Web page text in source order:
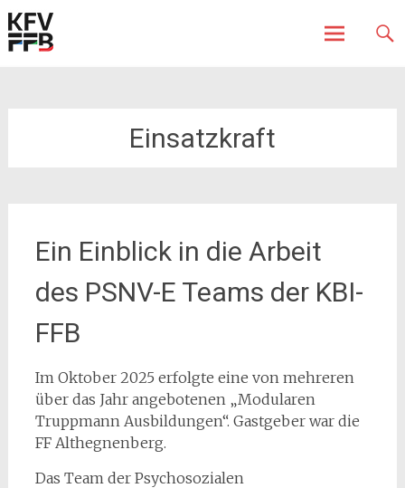
Einsatzkraft
Ein Einblick in die Arbeit
des PSNV-E Teams der KBI-
FFB
Im Oktober 2025 erfolgte eine von mehreren
über das Jahr angebotenen „Modularen
Truppmann Ausbildungen“. Gastgeber war die
FF Althegnenberg.
Das Team der Psychosozialen